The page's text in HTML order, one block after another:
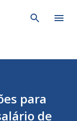
para
de